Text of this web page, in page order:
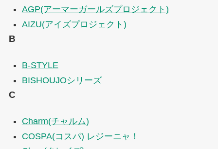
AGP(アーマーガールズプロジェクト)
AIZU(アイズプロジェクト)
B
B-STYLE
BISHOUJOシリーズ
C
Charm(チャルム)
COSPA(コスパ) レジーニャ！